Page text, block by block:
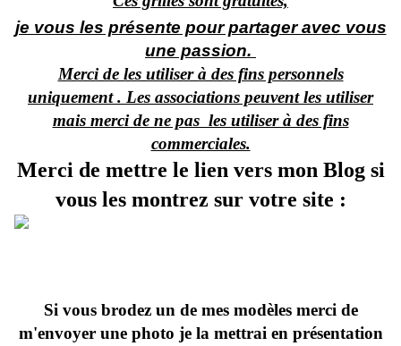
je vous les présente pour partager avec vous
une passion.
Merci de les utiliser à des fins personnels
uniquement . Les associations peuvent les utiliser
mais merci de ne pas les utiliser à des fins
commerciales.
Merci de mettre le lien vers mon Blog si
vous les montrez sur votre site :
Si vous brodez un de mes modèles merci de
m'envoyer une photo je la mettrai en présentation